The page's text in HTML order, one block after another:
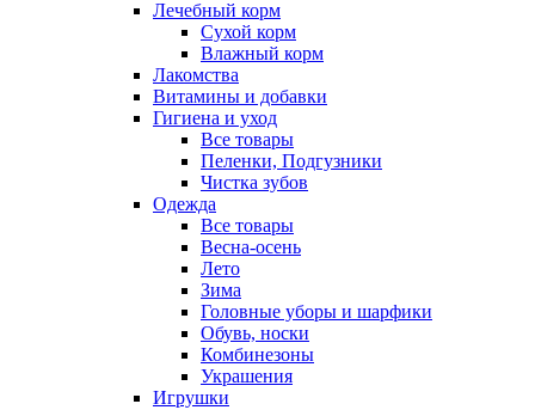
Лечебный корм
Сухой корм
Влажный корм
Лакомства
Витамины и добавки
Гигиена и уход
Все товары
Пеленки, Подгузники
Чистка зубов
Одежда
Все товары
Весна-осень
Лето
Зима
Головные уборы и шарфики
Обувь, носки
Комбинезоны
Украшения
Игрушки